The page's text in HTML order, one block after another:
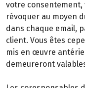
votre consentement,
révoquer au moyen
dans chaque email,
client. Vous êtes
mis en œuvre
demeureront